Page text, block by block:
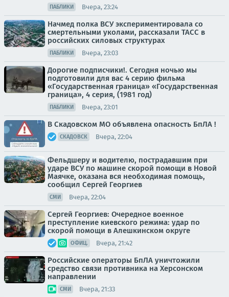
ПАБЛИКИ Вчера, 23:24
Начмед полка ВСУ экспериментировала со
смертельными уколами, рассказали ТАСС в
российских силовых структурах
ПАБЛИКИ Вчера, 23:03
Дорогие подписчики!. Сегодня ночью мы
подготовили для вас 4 серию фильма
«Государственная граница» «Государственная
граница», 4 серия, (1981 год)
ПАБЛИКИ Вчера, 23:01
В Скадовском МО объявлена опасность БпЛА !
СКАДОВСК Вчера, 22:04
Фельдшеру и водителю, пострадавшим при
ударе ВСУ по машине скорой помощи в Новой
Маячке, оказана вся необходимая помощь,
сообщил Сергей Георгиев
СМИ Вчера, 22:04
Сергей Георгиев: Очередное военное
преступление киевского режима: удар по
скорой помощи в Алешкинском округе
ОФИЦ. Вчера, 21:42
Российские операторы БпЛА уничтожили
средство связи противника на Херсонском
направлении
СМИ Вчера, 21:33